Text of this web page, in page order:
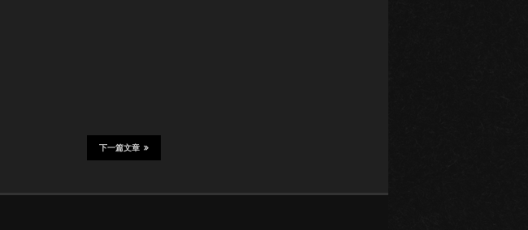
下一篇文章